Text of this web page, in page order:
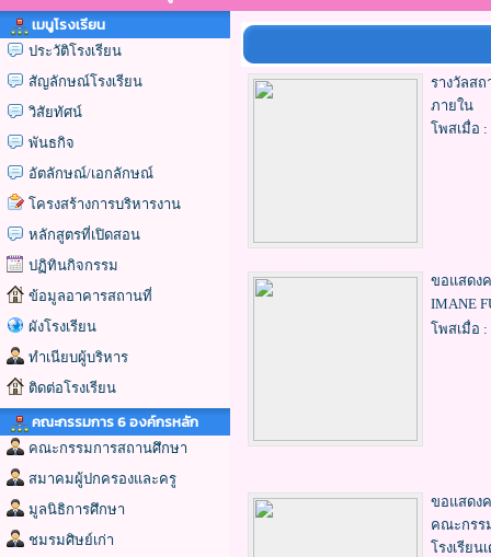
เมนูโรงเรียน
ประวัติโรงเรียน
สัญลักษณ์โรงเรียน
วิสัยทัศน์
พันธกิจ
อัตลักษณ์/เอกลักษณ์
โครงสร้างการบริหารงาน
หลักสูตรที่เปิดสอน
ปฏิทินกิจกรรม
ข้อมูลอาคารสถานที่
ผังโรงเรียน
ทำเนียบผู้บริหาร
ติดต่อโรงเรียน
คณะกรรมการ 6 องค์กรหลัก
คณะกรรมการสถานศึกษา
สมาคมผู้ปกครองและครู
มูลนิธิการศึกษา
ชมรมศิษย์เก่า
รางวัลส
ภายใน
โพสเมื่อ :
ขอแสดง
IMANE
โพสเมื่อ :
ขอแสดง
คณะกรร
โรงเรีย